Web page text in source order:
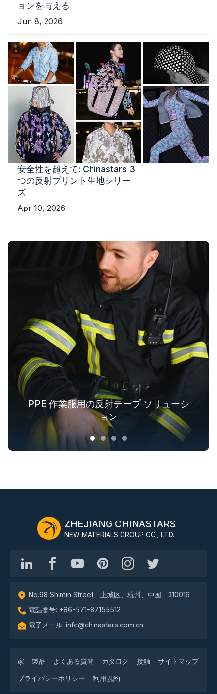
ョンを与える
Jun 8, 2026
安全性を超えて: Chinastars 3
つの反射プリント生地シリー
ズ
Apr 10, 2026
PPE 作業服用の反射テープ ソリューシ
ョン
ファッションアウトドア衣料用の反射
テキスタイルソリューション
アウター用蓄光生地ソリューション
業界全体の安全服ソリューション
ZHEJIANG CHINASTARS
NEW MATERIALS GROUP CO., LTD.
No.98 Shimin Street、上城区、杭州、中国、310016
電話番号: +86-571-87155512
電子メール: info@chinastars.com.cn
家 製品 よくある質問 カタログ 接触 サイトマップ
プライバシーポリシー 利用規約